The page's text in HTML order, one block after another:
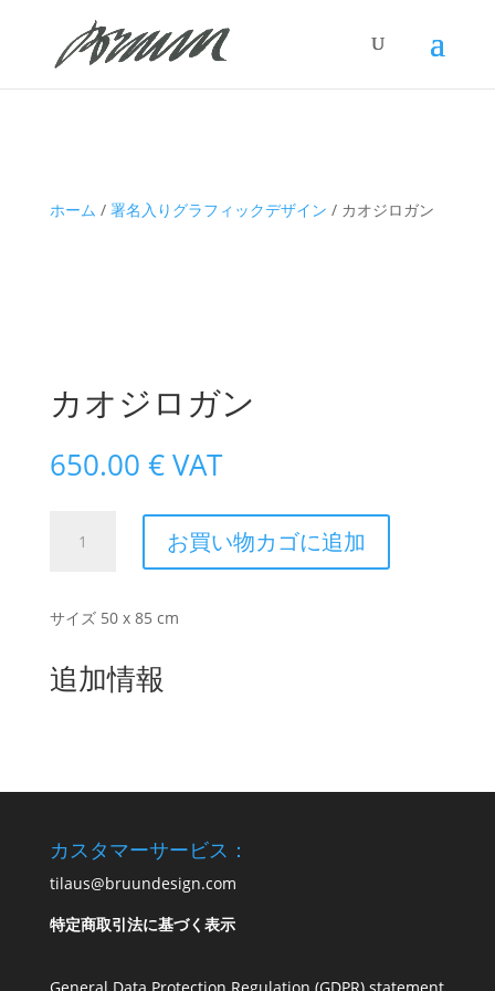
ホーム / 署名入りグラフィックデザイン / カオジロガン
カオジロガン
650.00 € VAT
ガ
個
お買い物カゴに追加
サイズ 50 x 85 cm
追加情報
カスタマーサービス：
tilaus@bruundesign.com
特定商取引法に基づく表示